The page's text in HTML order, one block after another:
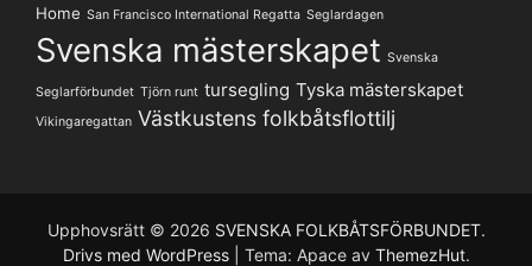
Home San Francisco International Regatta Seglardagen
Svenska mästerskapet Svenska
Seglarförbundet Tjörn runt tursegling Tyska mästerskapet
Vikingaregattan Västkustens folkbåtsflottilj
Upphovsrätt © 2026 SVENSKA FOLKBÅTSFÖRBUNDET.
Drivs med WordPress
Tema: Apace av ThemezHut.